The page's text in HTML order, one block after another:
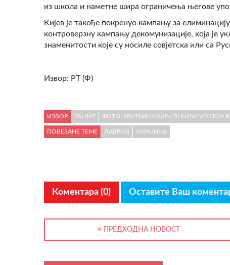
из школа и наметне шира ограничења његове
Кијев је такође покренуо кампању за
контроверзну кампању декомунизације, која је
знаменитости које су носиле совјетска или са
Извор: РТ (Ф)
ИЗВОР ТАНЈУГ ФОТО: SPUTNIK/MAXIM BLINOV/
ПОВЕЗАНЕ ТЕМЕ ЛАВРОВ УКРАЈИНА
Коментара (0) Оставите Ваш
ПРЕДХОДНА НОВОСТ